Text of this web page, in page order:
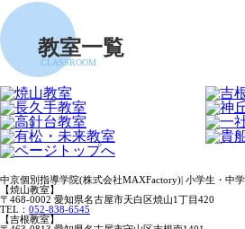
教室一覧
CLASSROOM
中京個別指導学院(株式会社MAXFactory)| 小学生・中
【焼山教室】
〒468-0002 愛知県名古屋市天白区焼山1丁目420
TEL： 052-838-6545
【吉根教室】